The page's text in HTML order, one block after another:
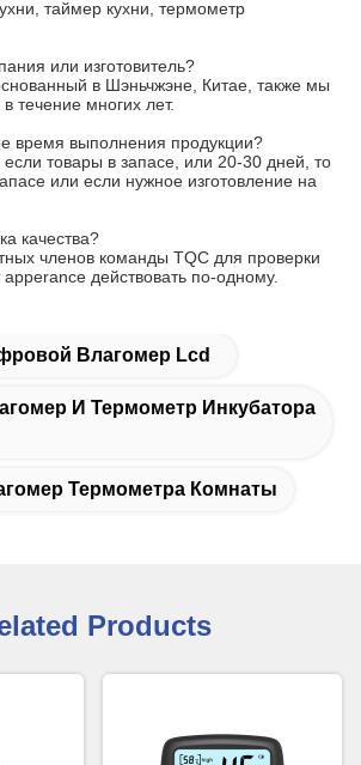
таймер кухни, термометр
или изготовитель?
в Шэньчжэне, Китае, также мы
течение многих лет.
время выполнения продукции?
товары в запасе, или 20-30 дней, то
или если нужное изготовление на
качества?
членов команды TQC для проверки
действовать по-одному.
Влагомер Lcd
И Термометр Инкубатора
Термометра Комнаты
Products